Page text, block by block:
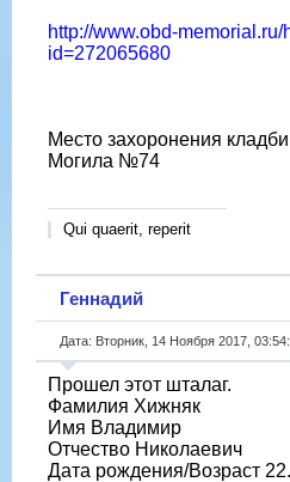
http://www.obd-memorial.ru/
id=272065680
Место захоронения
Могила №74
Qui quaerit, reperit
Геннадий
Дата: Вторник, 14 Ноября 2017,
Прошел этот шталаг.
Фамилия Хижняк
Имя Владимир
Отчество Николаевич
Дата рождения/Возраст